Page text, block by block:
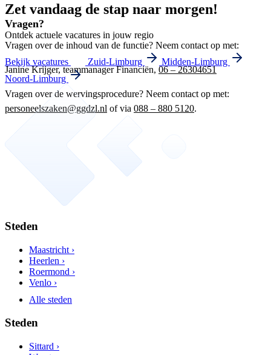
Vragen?
Vragen over de inhoud van de functie? Neem contact op met:
Janine Krijger, teammanager Financiën, 06 – 26304651
Vragen over de wervingsprocedure? Neem contact op met:
personeelszaken@ggdzl.nl of via 088 – 880 5120.
Zet vandaag de stap naar morgen!
Ontdek actuele vacatures in jouw regio
Bekijk vacatures Zuid-Limburg
Midden-Limburg
Noord-Limburg
Steden
Maastricht ›
Heerlen ›
Roermond ›
Venlo ›
Alle steden
Steden
Sittard ›